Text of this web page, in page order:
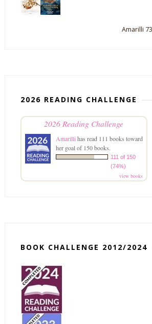
Amarilli
2026 READING CHALLENGE
2026 Reading Challenge
Amarillihas read 111 books toward
her goal of 150 books.
111 of 150
(74%)
view books
BOOK CHALLENGE 2012/2024